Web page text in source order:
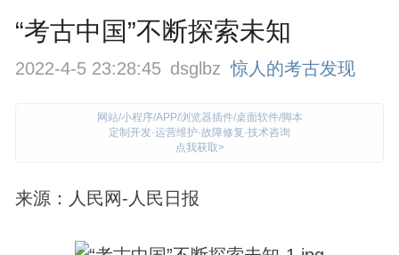
“考古中国”不断探索未知
2022-4-5 23:28:45 dsglbz 惊人的考古发现
网站/小程序/APP/浏览器插件/桌面软件/脚本
定制开发·运营维护·故障修复·技术咨询
点我获取>
来源：人民网-人民日报